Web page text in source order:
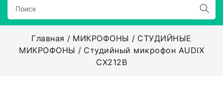
Главная МИКРОФОНЫ
СТУДИЙНЫЕ
МИКРОФОНЫ
Студийный микрофон AUDIX
CX212B